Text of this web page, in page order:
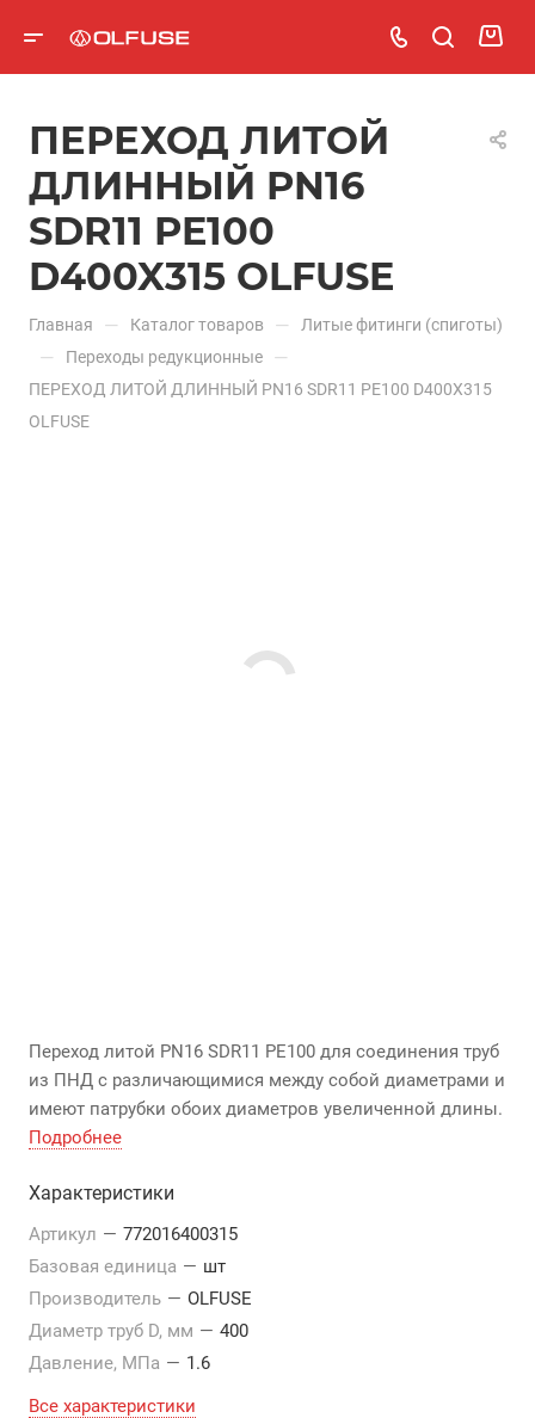
ПЕРЕХОД ЛИТОЙ
ДЛИННЫЙ PN16
SDR11 PE100
D400X315 OLFUSE
Главная — Каталог товаров — Литые фитинги (спиготы)
— Переходы редукционные —
ПЕРЕХОД ЛИТОЙ ДЛИННЫЙ PN16 SDR11 PE100 D400X315
OLFUSE
Переход литой PN16 SDR11 PE100 для соединения труб
из ПНД с различающимися между собой диаметрами и
имеют патрубки обоих диаметров увеличенной длины.
Подробнее
Характеристики
Артикул — 772016400315
Базовая единица — шт
Производитель — OLFUSE
Диаметр труб D, мм — 400
Давление, МПа — 1.6
Все характеристики